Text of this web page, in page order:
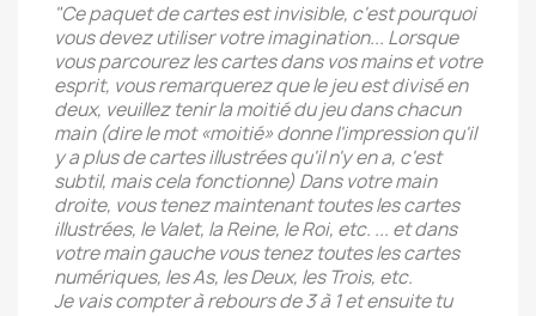
"Ce paquet de cartes est invisible, c'est pourquoi
vous devez utiliser votre imagination... Lorsque
vous parcourez les cartes dans vos mains et votre
esprit, vous remarquerez que le jeu est divisé en
deux, veuillez tenir la moitié du jeu dans chacun
main (dire le mot «moitié» donne l'impression qu'il
y a plus de cartes illustrées qu'il n'y en a, c'est
subtil, mais cela fonctionne) Dans votre main
droite, vous tenez maintenant toutes les cartes
illustrées, le Valet, la Reine, le Roi, etc. ... et dans
votre main gauche vous tenez toutes les cartes
numériques, les As, les Deux, les Trois, etc.
Je vais compter à rebours de 3 à 1 et ensuite tu